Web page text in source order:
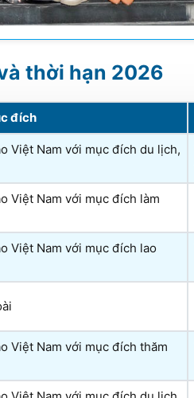
thời hạn 2026
đích
Việt Nam với mục đích du lịch,
Việt Nam với mục đích làm
Việt Nam với mục đích lao
Việt Nam với mục đích thăm